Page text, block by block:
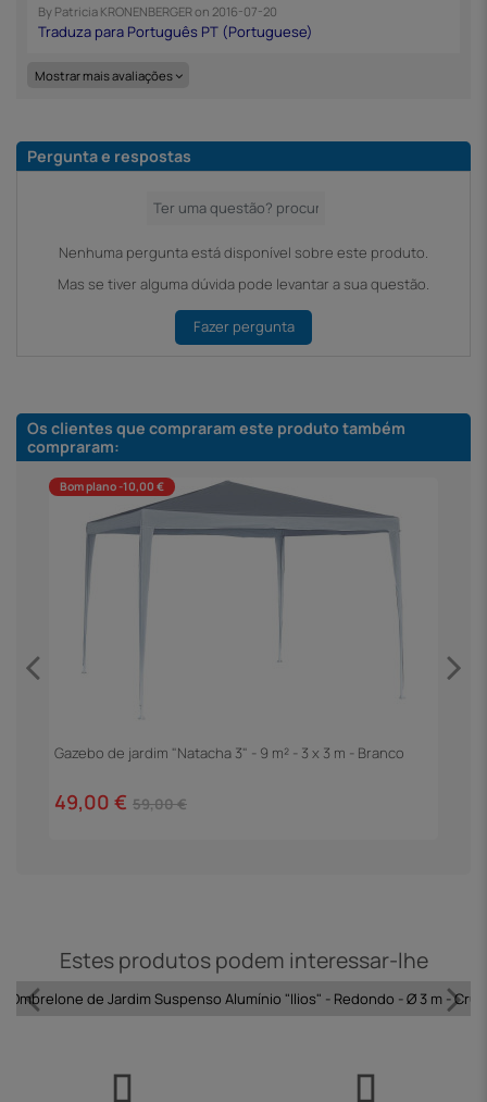
By Patricia KRONENBERGERon 2016-07-20
Mostrar mais avaliações
Pergunta e respostas
Nenhuma pergunta está disponível sobre este produto.
Mas se tiver alguma dúvida pode levantar a sua questão.
Fazer pergunta
Os clientes que compraram este produto também
compraram:
Bom plano -10,00 €
Gazebo de jardim "Natacha 3" - 9 m² - 3 x 3 m - Branco
49,00 € 59,00 €
Estes produtos podem interessar-lhe
Ombrelone de Jardim Suspenso Alumínio "Ilios" - Redondo - Ø 3 m - Cru